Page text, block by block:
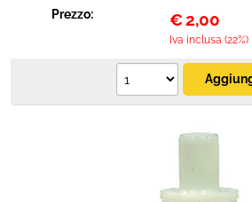
Prezzo:
€2,00
Iva inclusa (22%)